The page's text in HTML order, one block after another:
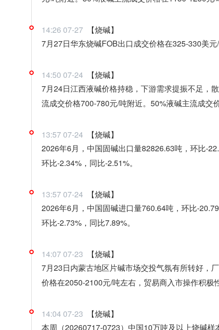
14:26 07-27
【烧碱】
7月27日华东烧碱FOB出口成交价格在325-330美
14:50 07-24
【烧碱】
7月24日江西液碱价格持稳，下游需求提振不足，
流成交价格700-780元/吨附近。50%液碱主流成交
13:57 07-24
【烧碱】
2026年6月，中国固碱出口量82826.63吨，环比-
环比-2.34%，同比-2.51%。
13:57 07-24
【烧碱】
2026年6月，中国固碱进口量760.64吨，环比-
环比-2.73%，同比7.89%。
14:07 07-23
【烧碱】
7月23日内蒙古地区片碱市场交投气氛有所转好，
价格在2050-2100元/吨左右，贸易商入市操作积极
14:04 07-23
【烧碱】
本周（20260717-0723）中国10万吨及以上烧碱